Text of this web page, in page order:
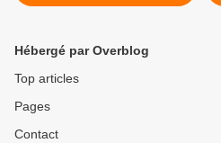
Hébergé par Overblog
Top articles
Pages
Contact